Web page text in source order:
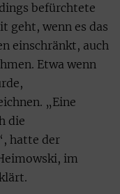
befürchtete
geht, wenn es das
einschränkt, auch
Etwa wenn
„Eine
die
hatte der
im